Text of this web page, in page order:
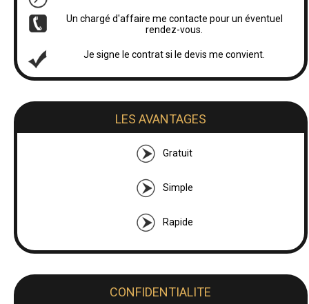
Un chargé d'affaire me contacte pour un éventuel
rendez-vous.
Je signe le contrat si le devis me convient.
LES AVANTAGES
Gratuit
Simple
Rapide
CONFIDENTIALITE